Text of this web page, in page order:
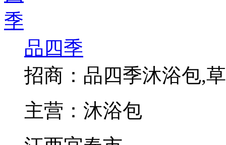
品四季
招商： 品四季沐浴包,
主营： 沐浴包